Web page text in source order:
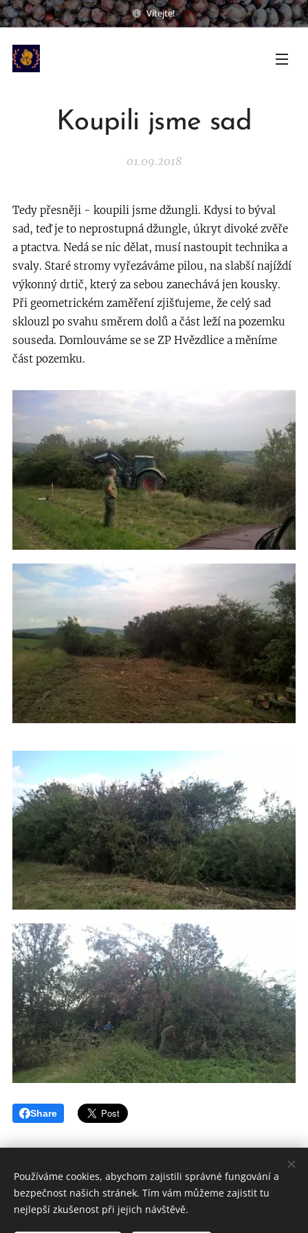
Vítejte!
Koupili jsme sad
01.09.2018
Tedy přesněji - koupili jsme džungli. Kdysi to býval
sad, teď je to neprostupná džungle, úkryt divoké zvěře
a ptactva. Nedá se nic dělat, musí nastoupit technika a
svaly. Staré stromy vyřezáváme pilou, na slabší najíždí
výkonný drtič, který za sebou zanechává jen kousky.
Při geometrickém zaměření zjišťujeme, že celý sad
sklouzl po svahu směrem dolů a část leží na pozemku
souseda. Domlouváme se se ZP Hvězdlice a měníme
část pozemku.
Share
Pálenice a lihovar Nemochovice
Používáme cookies, abychom zajistili správné fungování a
bezpečnost našich stránek. Tím vám můžeme zajistit tu
nejlepší zkušenost při jejich návštěvě.